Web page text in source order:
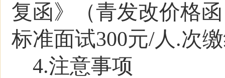
复函》（青发改价格
标准面试300元/人.次
4.注意事项